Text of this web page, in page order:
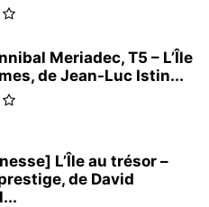
Meriadec, T5 – L’Île
de Jean-Luc Istin...
L’Île au trésor –
de David